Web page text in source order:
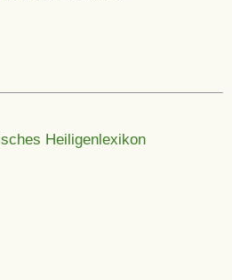
Heiligenlexikon